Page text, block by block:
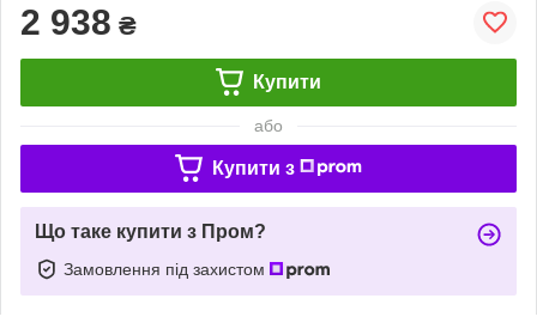
2 938 ₴
Купити
або
Купити з
Що таке купити з Пром?
Замовлення під захистом